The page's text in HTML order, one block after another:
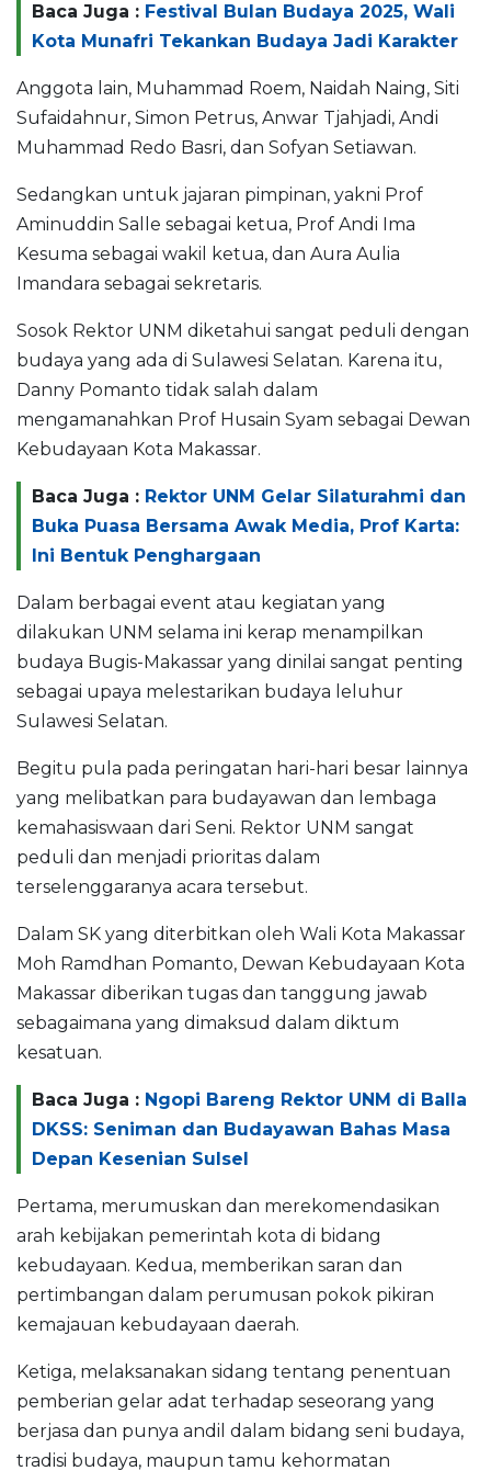
Baca Juga : Festival Bulan Budaya 2025, Wali
Kota Munafri Tekankan Budaya Jadi Karakter
Anggota lain, Muhammad Roem, Naidah Naing, Siti
Sufaidahnur, Simon Petrus, Anwar Tjahjadi, Andi
Muhammad Redo Basri, dan Sofyan Setiawan.
Sedangkan untuk jajaran pimpinan, yakni Prof
Aminuddin Salle sebagai ketua, Prof Andi Ima
Kesuma sebagai wakil ketua, dan Aura Aulia
Imandara sebagai sekretaris.
Sosok Rektor UNM diketahui sangat peduli dengan
budaya yang ada di Sulawesi Selatan. Karena itu,
Danny Pomanto tidak salah dalam
mengamanahkan Prof Husain Syam sebagai Dewan
Kebudayaan Kota Makassar.
Baca Juga : Rektor UNM Gelar Silaturahmi dan
Buka Puasa Bersama Awak Media, Prof Karta:
Ini Bentuk Penghargaan
Dalam berbagai event atau kegiatan yang
dilakukan UNM selama ini kerap menampilkan
budaya Bugis-Makassar yang dinilai sangat penting
sebagai upaya melestarikan budaya leluhur
Sulawesi Selatan.
Begitu pula pada peringatan hari-hari besar lainnya
yang melibatkan para budayawan dan lembaga
kemahasiswaan dari Seni. Rektor UNM sangat
peduli dan menjadi prioritas dalam
terselenggaranya acara tersebut.
Dalam SK yang diterbitkan oleh Wali Kota Makassar
Moh Ramdhan Pomanto, Dewan Kebudayaan Kota
Makassar diberikan tugas dan tanggung jawab
sebagaimana yang dimaksud dalam diktum
kesatuan.
Baca Juga : Ngopi Bareng Rektor UNM di Balla
DKSS: Seniman dan Budayawan Bahas Masa
Depan Kesenian Sulsel
Pertama, merumuskan dan merekomendasikan
arah kebijakan pemerintah kota di bidang
kebudayaan. Kedua, memberikan saran dan
pertimbangan dalam perumusan pokok pikiran
kemajauan kebudayaan daerah.
Ketiga, melaksanakan sidang tentang penentuan
pemberian gelar adat terhadap seseorang yang
berjasa dan punya andil dalam bidang seni budaya,
tradisi budaya, maupun tamu kehormatan